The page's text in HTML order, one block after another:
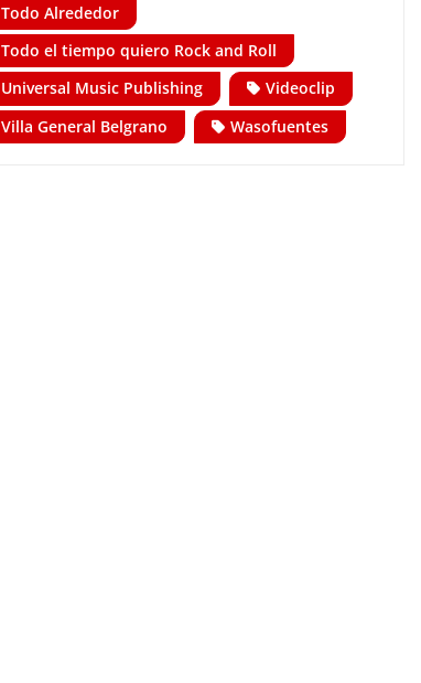
Todo Alrededor
Todo el tiempo quiero Rock and Roll
Universal Music Publishing
Videoclip
Villa General Belgrano
Wasofuentes